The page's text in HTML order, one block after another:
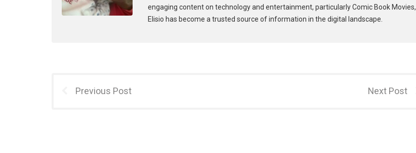
engaging content on technology and entertainment, particularly Comic Book Movies,
Elisio has become a trusted source of information in the digital landscape.
Previous Post Next Post